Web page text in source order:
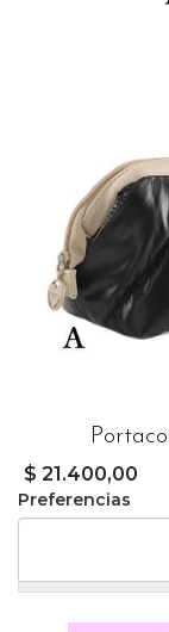
$ 21.400,00
Preferencias